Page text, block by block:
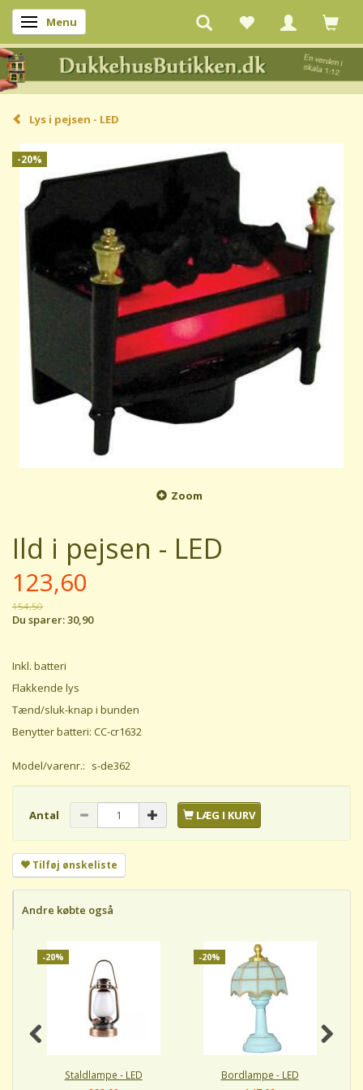
Skifte navigation
Menu
Lys i pejsen - LED
-20%
Zoom
Ild i pejsen - LED
123,60
154,50
Du sparer:30,90
Inkl. batteri
Flakkende lys
Tænd/sluk-knap i bunden
Benytter batteri: CC-cr1632
Model/varenr.: s-de362
Antal LÆG I KURV
Tilføj ønskeliste
Andre købte også
-20%
Staldlampe - LED
-20%
Bordlampe - LED